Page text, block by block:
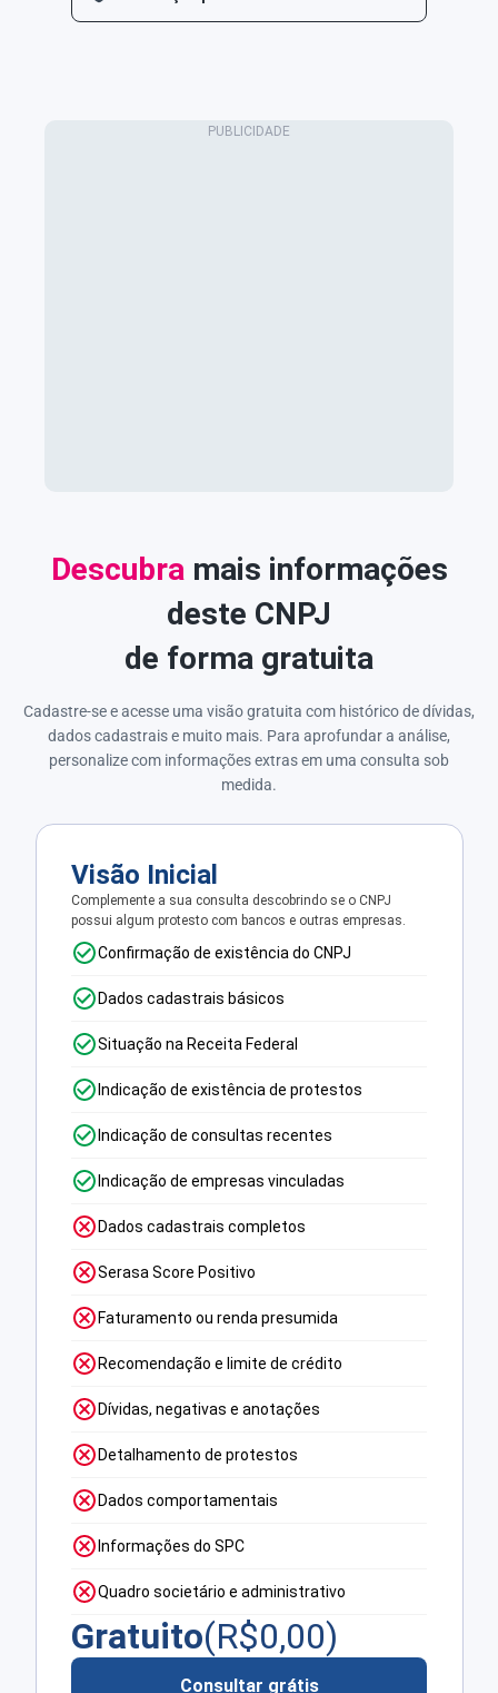
Descubra mais informações
deste CNPJ
de forma gratuita
Cadastre-se e acesse uma visão gratuita com histórico de dívidas,
dados cadastrais e muito mais. Para aprofundar a análise,
personalize com informações extras em uma consulta sob
medida.
Visão Inicial
Complemente a sua consulta descobrindo se o CNPJ
possui algum protesto com bancos e outras empresas.
Confirmação de existência do CNPJ
Dados cadastrais básicos
Situação na Receita Federal
Indicação de existência de protestos
Indicação de consultas recentes
Indicação de empresas vinculadas
Dados cadastrais completos
Serasa Score Positivo
Faturamento ou renda presumida
Recomendação e limite de crédito
Dívidas, negativas e anotações
Detalhamento de protestos
Dados comportamentais
Informações do SPC
Quadro societário e administrativo
Gratuito(R$0,00)
Consultar grátis